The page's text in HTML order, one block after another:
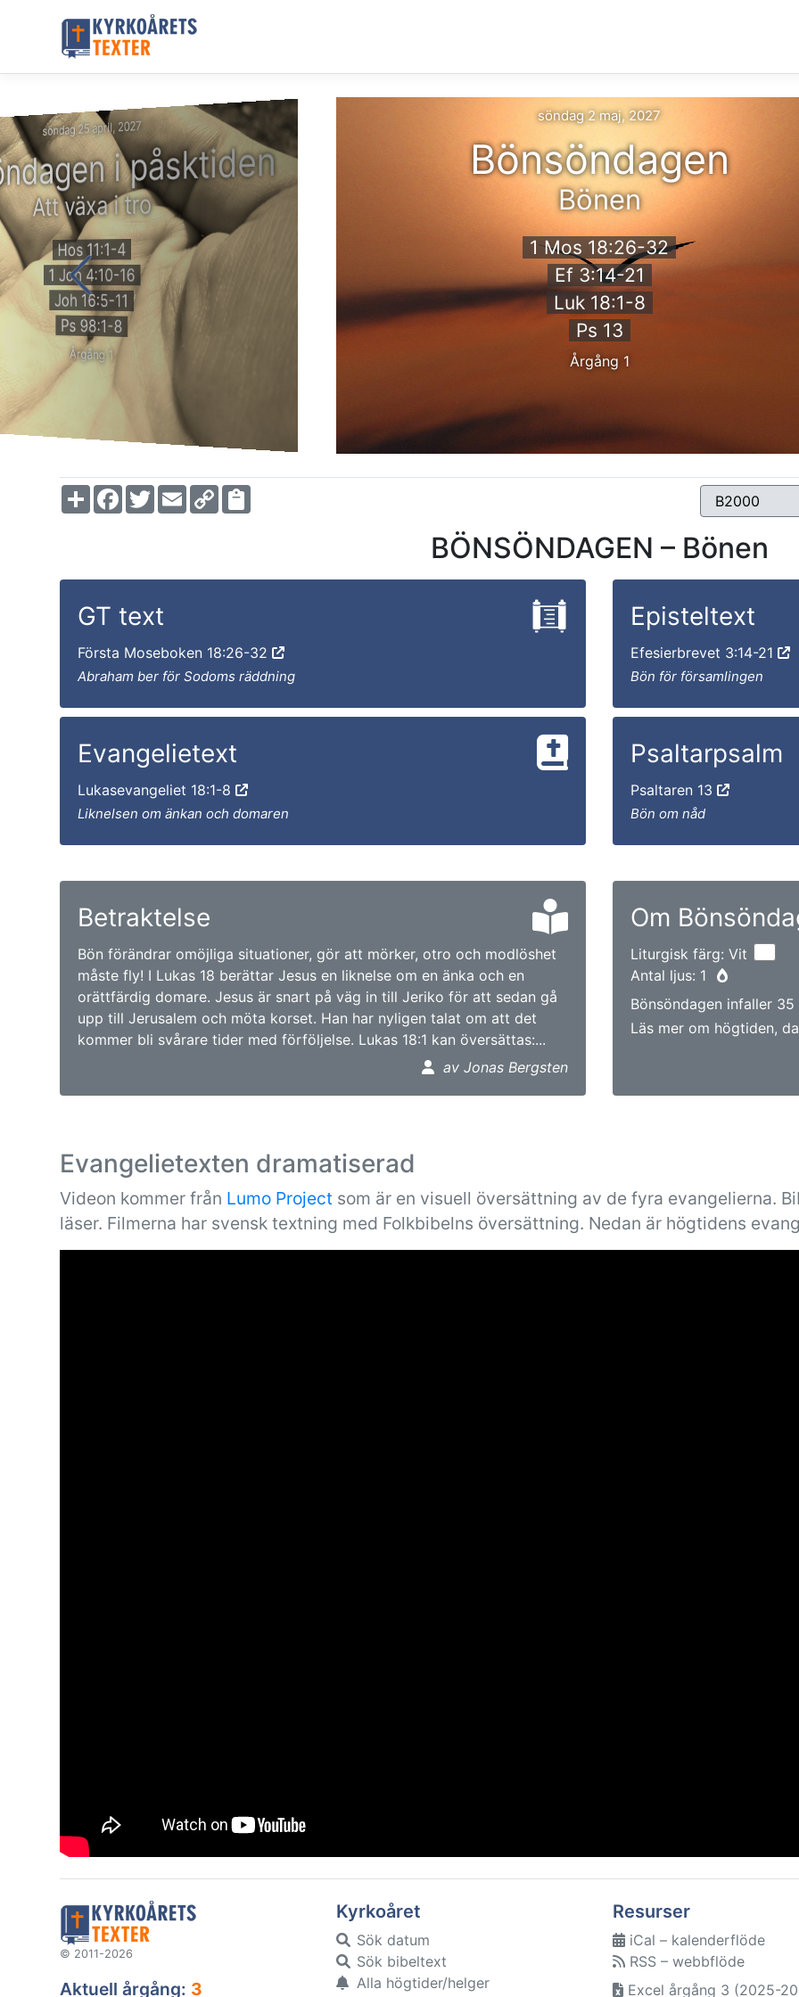
söndag 25 april, 2027
i påsktiden
Att växa i tro
Hos 11:1-4
1 Joh 4:10-16
Joh 16:5-11
Ps 98:1-8
Årgång 1
söndag 2 maj, 2027
Bönsöndagen
Bönen
1 Mos 18:26-32
Ef 3:14-21
Luk 18:1-8
Ps 13
Årgång 1
ShareFacebook
TwitterEmailCopy
Link
BÖNSÖNDAGEN – Bönen
GT text
Första Moseboken 18:26-32
Abraham ber för Sodoms räddning
Episteltext
Efesierbrevet 3:14-21
Bön för församlingen
Evangelietext
Lukasevangeliet 18:1-8
Liknelsen om änkan och domaren
Psaltarpsalm
Psaltaren 13
Bön om nåd
Betraktelse
Bön förändrar omöjliga situationer, gör att mörker, otro och modlöshet
måste fly! I Lukas 18 berättar Jesus en liknelse om en änka och en
orättfärdig domare. Jesus är snart på väg in till Jeriko för att sedan gå
upp till Jerusalem och möta korset. Han har nyligen talat om att det
kommer bli svårare tider med förföljelse. Lukas 18:1 kan översättas:...
av Jonas Bergsten
Om
Liturgisk färg: Vit
Antal ljus: 1
Bönsöndagen infaller
Läs mer om högtiden,
Evangelietexten dramatiserad
Videon kommer från Lumo Project som är en visuell översättning av de fyra evangelierna.
läser. Filmerna har svensk textning med Folkbibelns översättning. Nedan är högtidens
© 2011-2026
Aktuell årgång: 3
Kyrkoåret
Sök datum
Sök bibeltext
Alla högtider/helger
Resurser
iCal – kalenderflöde
RSS – webbflöde
Excel årgång 3 (2025-